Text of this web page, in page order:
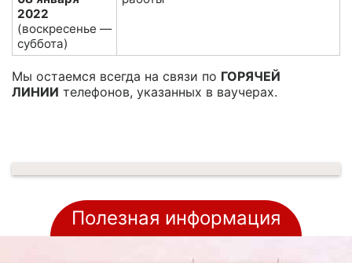
2022
(воскресенье —
суббота)
Мы остаемся всегда на связи по ГОРЯЧЕЙ
ЛИНИИ телефонов, указанных в ваучерах.
Полезная информация